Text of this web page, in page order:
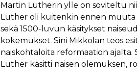
Martin Lutherin ylle on soviteltu
Luther oli kuitenkin ennen muuta
sekä 1500-luvun käsitykset
kokemukset. Sini Mikkolan teos
naiskohtaloita reformaation ajalta.
Luther käsitti naisen olemuksen,